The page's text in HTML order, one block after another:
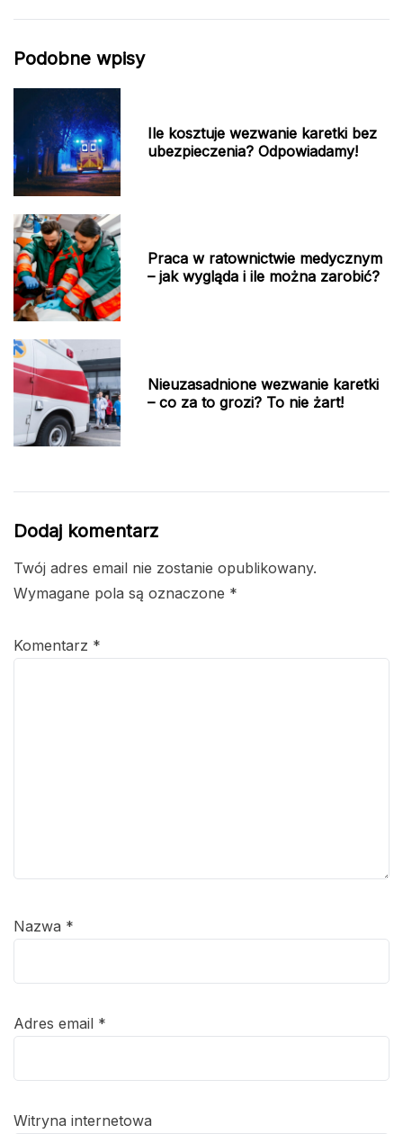
Podobne wpisy
Ile kosztuje wezwanie karetki bez
ubezpieczenia? Odpowiadamy!
Praca w ratownictwie medycznym
– jak wygląda i ile można zarobić?
Nieuzasadnione wezwanie karetki
– co za to grozi? To nie żart!
Dodaj komentarz
Twój adres email nie zostanie opublikowany.
Wymagane pola są oznaczone *
Komentarz *
Nazwa *
Adres email *
Witryna internetowa